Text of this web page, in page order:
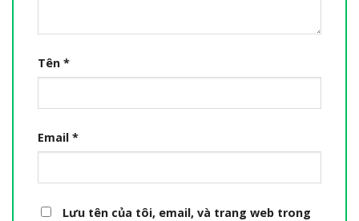
Tên *
Email *
Lưu tên của tôi, email, và trang web trong